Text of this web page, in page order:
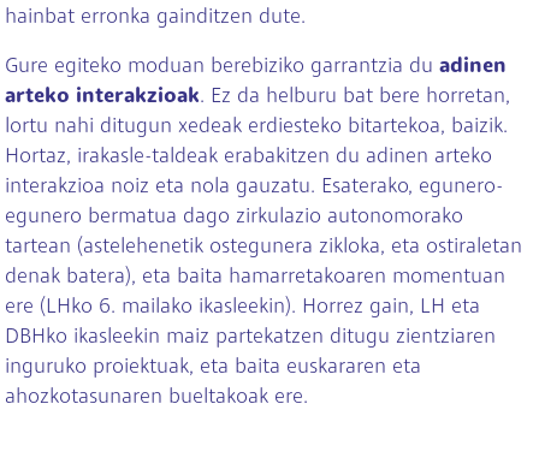
hainbat erronka gainditzen dute.
Gure egiteko moduan berebiziko garrantzia du adinen
arteko interakzioak. Ez da helburu bat bere horretan,
lortu nahi ditugun xedeak erdiesteko bitartekoa, baizik.
Hortaz, irakasle-taldeak erabakitzen du adinen arteko
interakzioa noiz eta nola gauzatu. Esaterako, egunero-
egunero bermatua dago zirkulazio autonomorako
tartean (astelehenetik ostegunera zikloka, eta ostiraletan
denak batera), eta baita hamarretakoaren momentuan
ere (LHko 6. mailako ikasleekin). Horrez gain, LH eta
DBHko ikasleekin maiz partekatzen ditugu zientziaren
inguruko proiektuak, eta baita euskararen eta
ahozkotasunaren bueltakoak ere.